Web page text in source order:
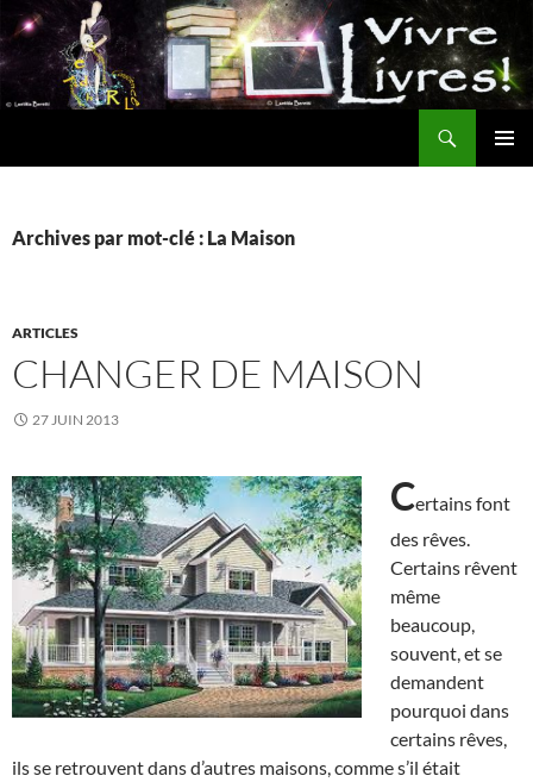
Aller
au
contenu
Archives par mot-clé : La Maison
ARTICLES
CHANGER DE MAISON
27 JUIN 2013
Certains font
des rêves.
Certains rêvent
même
beaucoup,
souvent, et se
demandent
pourquoi dans
certains rêves,
ils se retrouvent dans d’autres maisons, comme s’il était